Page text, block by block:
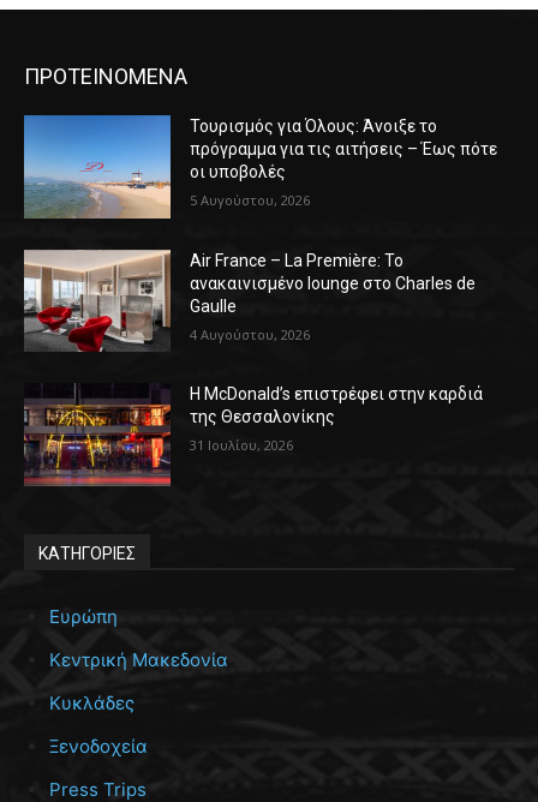
ΠΡΟΤΕΙΝΟΜΕΝΑ
Τουρισμός για Όλους: Άνοιξε το
πρόγραμμα για τις αιτήσεις – Έως πότε
οι υποβολές
5 Αυγούστου, 2026
Air France – La Première: Το
ανακαινισμένο lounge στο Charles de
Gaulle
4 Αυγούστου, 2026
Η McDonald’s επιστρέφει στην καρδιά
της Θεσσαλονίκης
31 Ιουλίου, 2026
ΚΑΤΗΓΟΡΙΕΣ
Ευρώπη
Κεντρική Μακεδονία
Κυκλάδες
Ξενοδοχεία
Press Trips